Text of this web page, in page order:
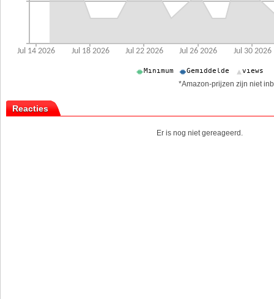
*Amazon-prijzen zijn niet
Reacties
Er is nog niet gereageerd.